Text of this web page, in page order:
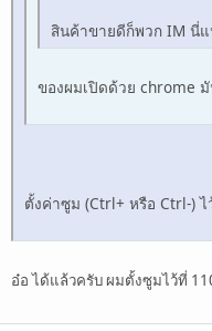
สินค้าขายดีก็พวก IM นี่
ของผมเปิดด้วย chrome
ตั้งค่าซูม (Ctrl+ หรือ Ctrl-) ไ
อ๋อ ได้แล้วครับ ผมตั้งซูมไว้ที่